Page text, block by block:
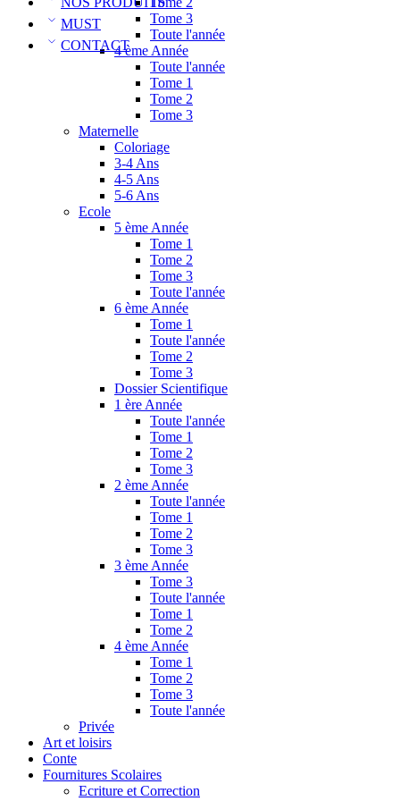
MUST
CONTACT
Tome 3
Toute l'année
4 ème Année
Toute l'année
Tome 1
Tome 2
Tome 3
Maternelle
Coloriage
3-4 Ans
4-5 Ans
5-6 Ans
Ecole
5 ème Année
Tome 1
Tome 2
Tome 3
Toute l'année
6 ème Année
Tome 1
Toute l'année
Tome 2
Tome 3
Dossier Scientifique
1 ère Année
Toute l'année
Tome 1
Tome 2
Tome 3
2 ème Année
Toute l'année
Tome 1
Tome 2
Tome 3
3 ème Année
Tome 3
Toute l'année
Tome 1
Tome 2
4 ème Année
Tome 1
Tome 2
Tome 3
Toute l'année
Privée
Art et loisirs
Conte
Fournitures Scolaires
Ecriture et Correction